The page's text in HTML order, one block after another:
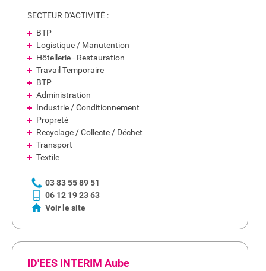
SECTEUR D'ACTIVITÉ :
BTP
Logistique / Manutention
Hôtellerie - Restauration
Travail Temporaire
BTP
Administration
Industrie / Conditionnement
Propreté
Recyclage / Collecte / Déchet
Transport
Textile
03 83 55 89 51
06 12 19 23 63
Voir le site
ID'EES INTERIM Aube